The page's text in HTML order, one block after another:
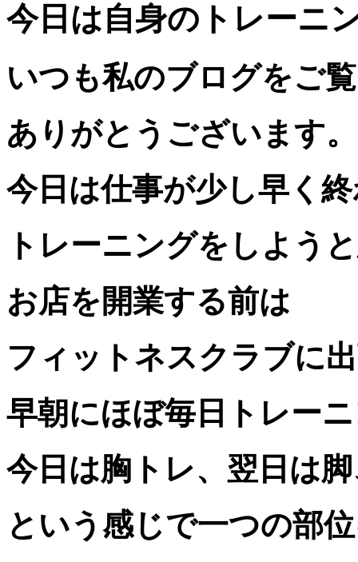
今日は自身のトレーニ
いつも私のブログをご
ありがとうございます。
今日は仕事が少し早く
トレーニングをしよう
お店を開業する前は
フィットネスクラブに
早朝にほぼ毎日トレー
今日は胸トレ、翌日は
という感じで一つの部